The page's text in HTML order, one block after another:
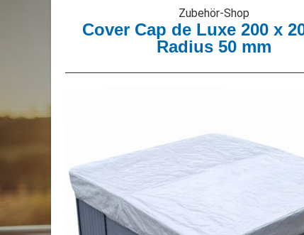
Zubehör-Shop
Cover Cap de Luxe 200 x
Radius 50 mm